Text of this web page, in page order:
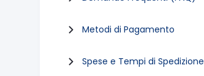
Metodi di Pagamento
Spese e Tempi di Spedizione